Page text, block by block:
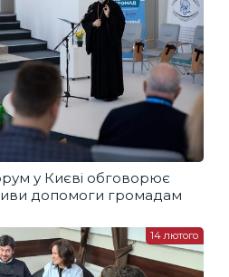
у Києві обговорює
допомоги громадам
14 лютого